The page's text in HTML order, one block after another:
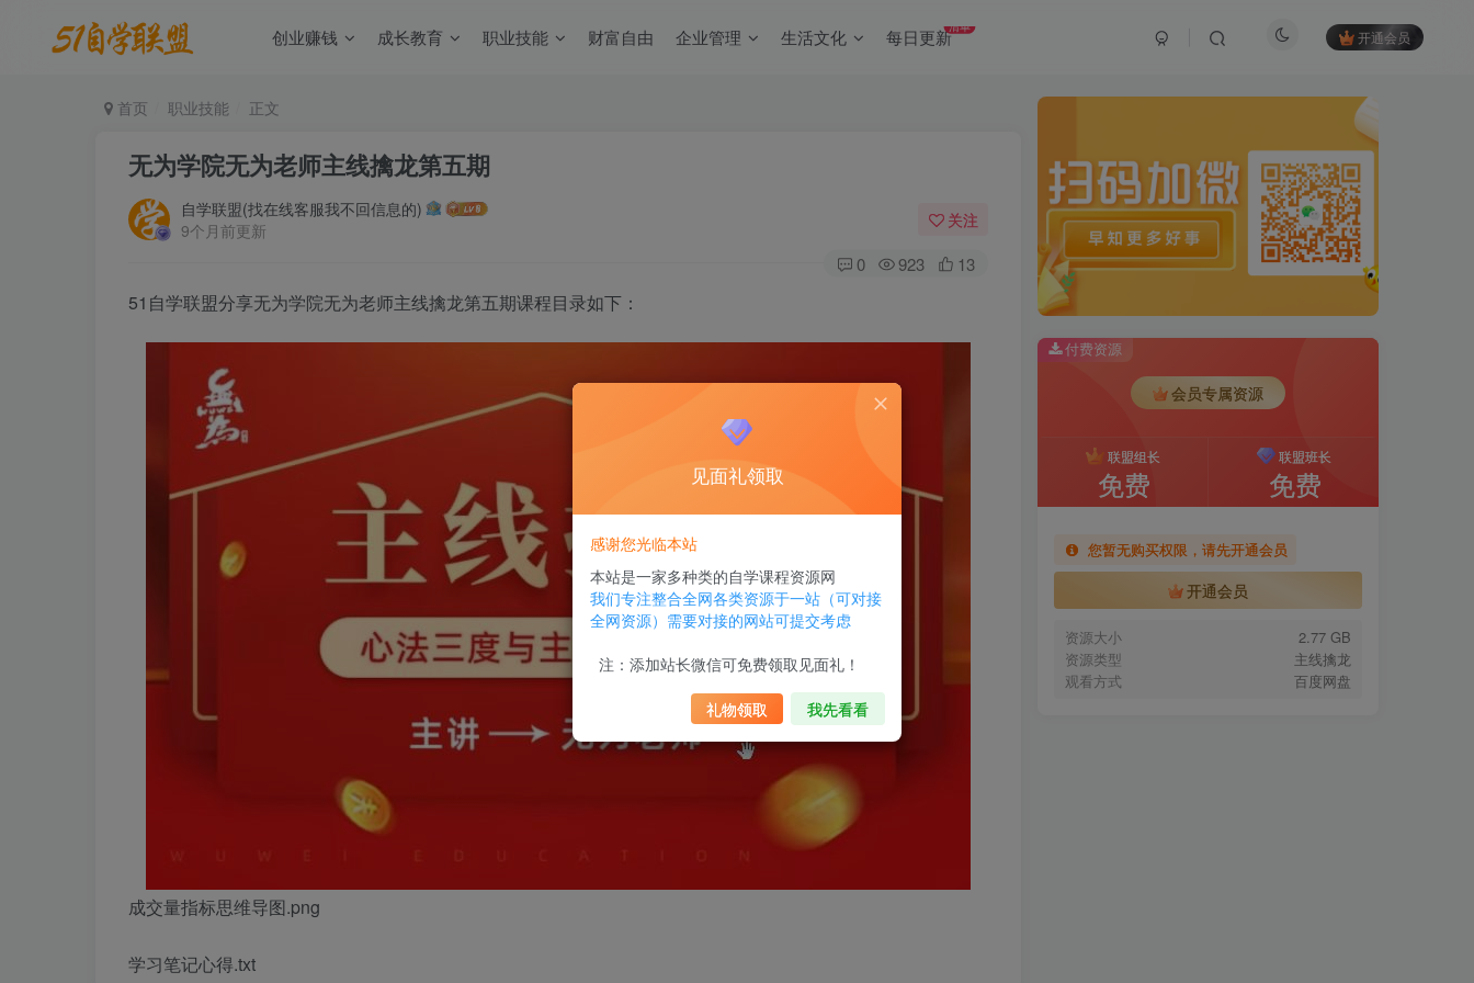
创业赚钱 成长教育 职业技能 财富自由 企业管理 生活文化 每日更新清单
开通会员
首页 职业技能 正文
无为学院无为老师主线擒龙第五期
自学联盟(找在线客服我不回信息的)
9个月前更新
关注
0 923 13
51自学联盟分享无为学院无为老师主线擒龙第五期课程目录如下：
成交量指标思维导图.png
学习笔记心得.txt
付费资源
会员专属资源
联盟组长
免费
联盟班长
免费
您暂无购买权限，请先开通会员
开通会员
资源大小
2.77 GB
资源类型
主线擒龙
观看方式
百度网盘
见面礼领取
感谢您光临本站
本站是一家多种类的自学课程资源网
我们专注整合全网各类资源于一站（可对接
全网资源）需要对接的网站可提交考虑
注：添加站长微信可免费领取见面礼！
礼物领取 我先看看